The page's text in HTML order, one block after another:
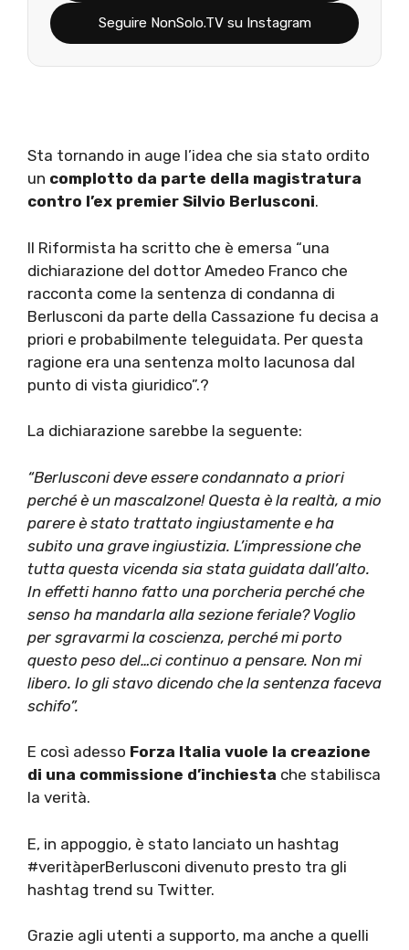
Seguire NonSolo.TV su Instagram
Sta tornando in auge l’idea che sia stato ordito
un complotto da parte della magistratura
contro l’ex premier Silvio Berlusconi.
Il Riformista ha scritto che è emersa “una
dichiarazione del dottor Amedeo Franco che
racconta come la sentenza di condanna di
Berlusconi da parte della Cassazione fu decisa a
priori e probabilmente teleguidata. Per questa
ragione era una sentenza molto lacunosa dal
punto di vista giuridico”.?
La dichiarazione sarebbe la seguente:
“Berlusconi deve essere condannato a priori
perché è un mascalzone! Questa è la realtà, a mio
parere è stato trattato ingiustamente e ha
subito una grave ingiustizia. L’impressione che
tutta questa vicenda sia stata guidata dall’alto.
In effetti hanno fatto una porcheria perché che
senso ha mandarla alla sezione feriale? Voglio
per sgravarmi la coscienza, perché mi porto
questo peso del…ci continuo a pensare. Non mi
libero. Io gli stavo dicendo che la sentenza faceva
schifo”.
E così adesso Forza Italia vuole la creazione
di una commissione d’inchiesta che stabilisca
la verità.
E, in appoggio, è stato lanciato un hashtag
#veritàperBerlusconi divenuto presto tra gli
hashtag trend su Twitter.
Grazie agli utenti a supporto, ma anche a quelli